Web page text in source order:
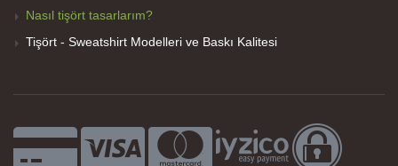
Nasıl tişört tasarlarım?
Tişört - Sweatshirt Modelleri ve Baskı Kalitesi